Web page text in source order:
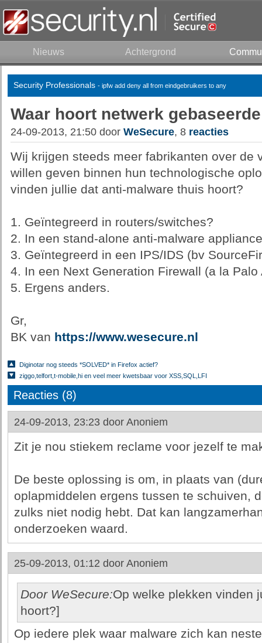
Nieuws Achtergrond
Security Professionals - ipfw add deny all from eindgebruikers to any
Waar hoort netwerk
24-09-2013, 21:50 door WeSecure, 8 reacties
Wij krijgen steeds meer fabrikanten over de
willen geven binnen hun technologische
vinden jullie dat anti-malware thuis hoort?
1. Geïntegreerd in routers/switches?
2. In een stand-alone anti-malware
3. Geïntegreerd in een IPS/IDS (bv
4. In een Next Generation Firewall (a la Palo
5. Ergens anders.
Gr,
BK van https://www.wesecure.nl
Diginotar nog steeds *SOLVED* in Firefox actief?
ziggo,telfort,t-mobile,hi en veel meer kwetsbaar voor XSS,SQL,LFI
Reacties (8)
24-09-2013, 23:23 door Anoniem
Zit je nou stiekem reclame voor jezelf te
De beste oplossing is om, in plaats van
oplapmiddelen ergens tussen te schuiven,
zulks niet nodig hebt. Dat kan
onderzoeken waard.
25-09-2013, 01:12 door Anoniem
Door WeSecure:Op welke plekken vinden
hoort?]
Op iedere plek waar malware zich kan